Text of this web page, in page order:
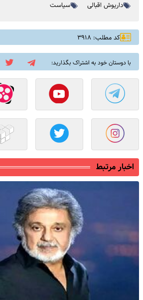
داریوش اقبالی سیاست
کد مطلب: ۳۹۱۸
با دوستان خود به اشتراک بگذارید:
اخبار مرتبط